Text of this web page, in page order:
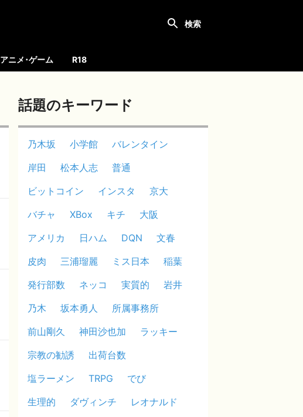
アニメ･ゲーム R18
話題のキーワード
乃木坂 小学館
バレンタイン
岸田
松本人志
普通
ビットコイン
インスタ
京大
バチャ
XBox キチ
大阪
アメリカ
日ハム DQN
文春
皮肉
三浦瑠麗 ミス日本
稲葉
発行部数
ネッコ 実質的
岩井
乃木
坂本勇人
所属事務所
前山剛久
神田沙也加
ラッキー
宗教の勧誘
出荷台数
塩ラーメン
TRPG
でび
生理的
ダヴィンチ
レオナルド